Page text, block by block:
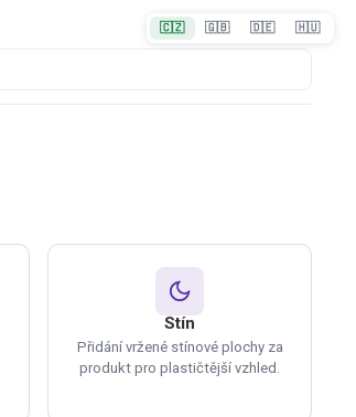
Stín
Přidání vržené stínové plochy za
produkt pro plastičtější vzhled.
🇨🇿 🇬🇧 🇩🇪 🇭🇺